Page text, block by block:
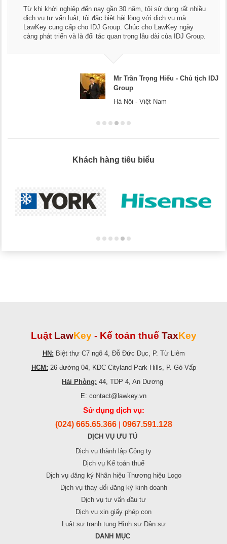
khởi nghiệp đến nay gần 30 năm, tôi sử dụng rất nhiều
vụ tư vấn luật, tôi đặc biệt hài lòng với dịch vụ mà
cung cấp cho IDJ Group. Chúc cho LawKey ngày
phát triển và là đối tác quan trọng lâu dài của IDJ Group.
Mr Trần Trọng Hiếu - Chủ tịch IDJ
Group
Hà Nội - Việt Nam
Khách hàng tiêu biểu
Luật LawKey - Kế toán thuế TaxKey
HN: Biệt thự C7 ngõ 4, Đỗ Đức Dục, P. Từ Liêm
HCM: 26 đường 04, KDC Cityland Park Hills, P. Gò Vấp
Hải Phòng: 44, TDP 4, An Dương
E: contact@lawkey.vn
Sử dụng dịch vụ:
(024) 665.65.366 0967.591.128
DỊCH VỤ ƯU TÚ
Dịch vụ thành lập Công ty
Dịch vụ Kế toán thuế
Dịch vụ đăng ký Nhãn hiệu Thương hiệu Logo
Dịch vụ thay đổi đăng ký kinh doanh
Dịch vụ tư vấn đầu tư
Dịch vụ xin giấy phép con
Luật sư tranh tụng Hình sự Dân sự
DANH MỤC